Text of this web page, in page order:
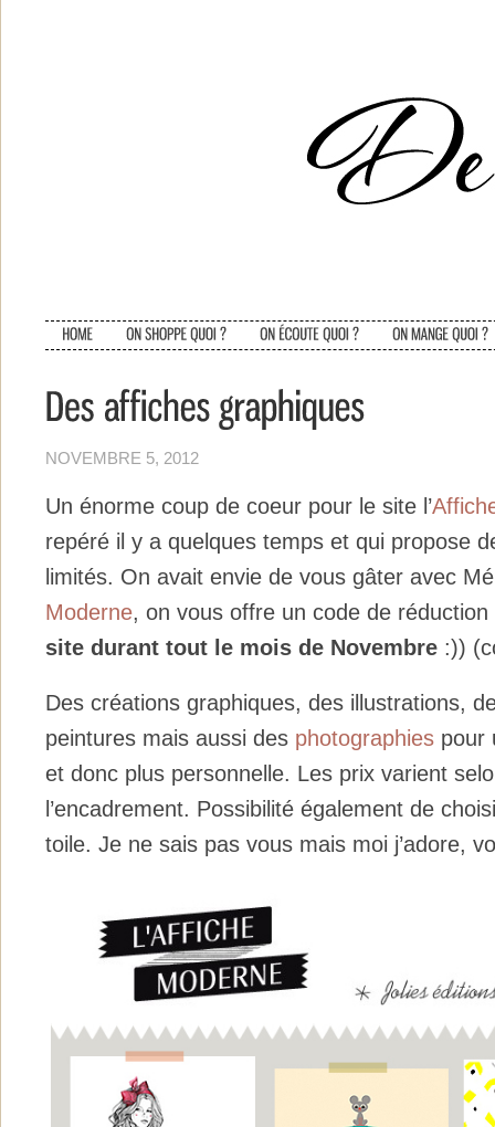
NOVEMBRE 5, 2012
Un énorme coup de coeur pour le site l’
repéré il y a quelques temps et qui propose
limités. On avait envie de vous gâter avec
Moderne, on vous offre un code de
site durant tout le mois de Novembre :))
Des créations graphiques, des illustrations,
peintures mais aussi des photographies pour
et donc plus personnelle. Les prix varient
l’encadrement. Possibilité également de
toile. Je ne sais pas vous mais moi j’adore,